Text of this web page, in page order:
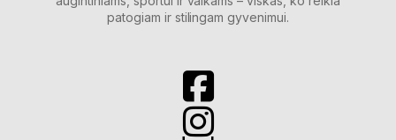
patogiam ir stilingam gyvenimui.